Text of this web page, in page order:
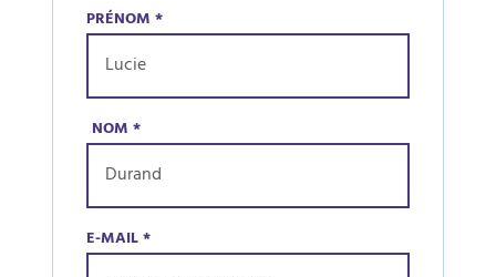
PRÉNOM*
NOM*
E-MAIL*